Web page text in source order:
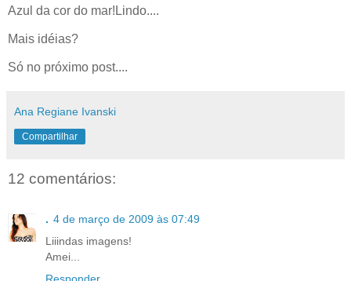
Azul da cor do mar!Lindo....
Mais idéias?
Só no próximo post....
Ana Regiane Ivanski
Compartilhar
12 comentários:
. 4 de março de 2009 às 07:49
Liiindas imagens!
Amei...